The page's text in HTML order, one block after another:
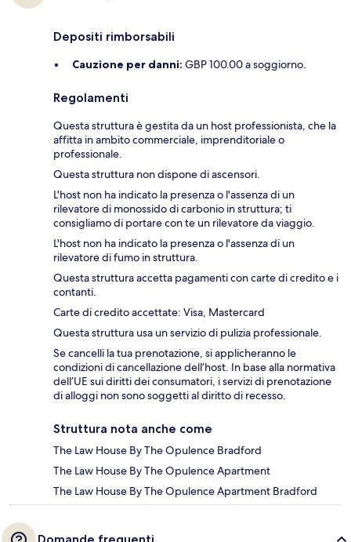
Depositi rimborsabili
Cauzione per danni: GBP 100.00 a soggiorno.
Regolamenti
Questa struttura è gestita da un host professionista, che la
affitta in ambito commerciale, imprenditoriale o
professionale.
Questa struttura non dispone di ascensori.
L'host non ha indicato la presenza o l'assenza di un
rilevatore di monossido di carbonio in struttura; ti
consigliamo di portare con te un rilevatore da viaggio.
L'host non ha indicato la presenza o l'assenza di un
rilevatore di fumo in struttura.
Questa struttura accetta pagamenti con carte di credito e i
contanti.
Carte di credito accettate: Visa, Mastercard
Questa struttura usa un servizio di pulizia professionale.
Se cancelli la tua prenotazione, si applicheranno le
condizioni di cancellazione dell’host. In base alla normativa
dell’UE sui diritti dei consumatori, i servizi di prenotazione
di alloggi non sono soggetti al diritto di recesso.
Struttura nota anche come
The Law House By The Opulence Bradford
The Law House By The Opulence Apartment
The Law House By The Opulence Apartment Bradford